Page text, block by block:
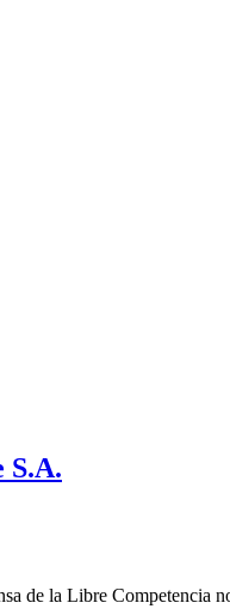
S.A.
de la Libre Competencia